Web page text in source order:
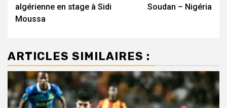
algérienne en stage à Sidi
Moussa
Soudan – Nigéria
ARTICLES SIMILAIRES :